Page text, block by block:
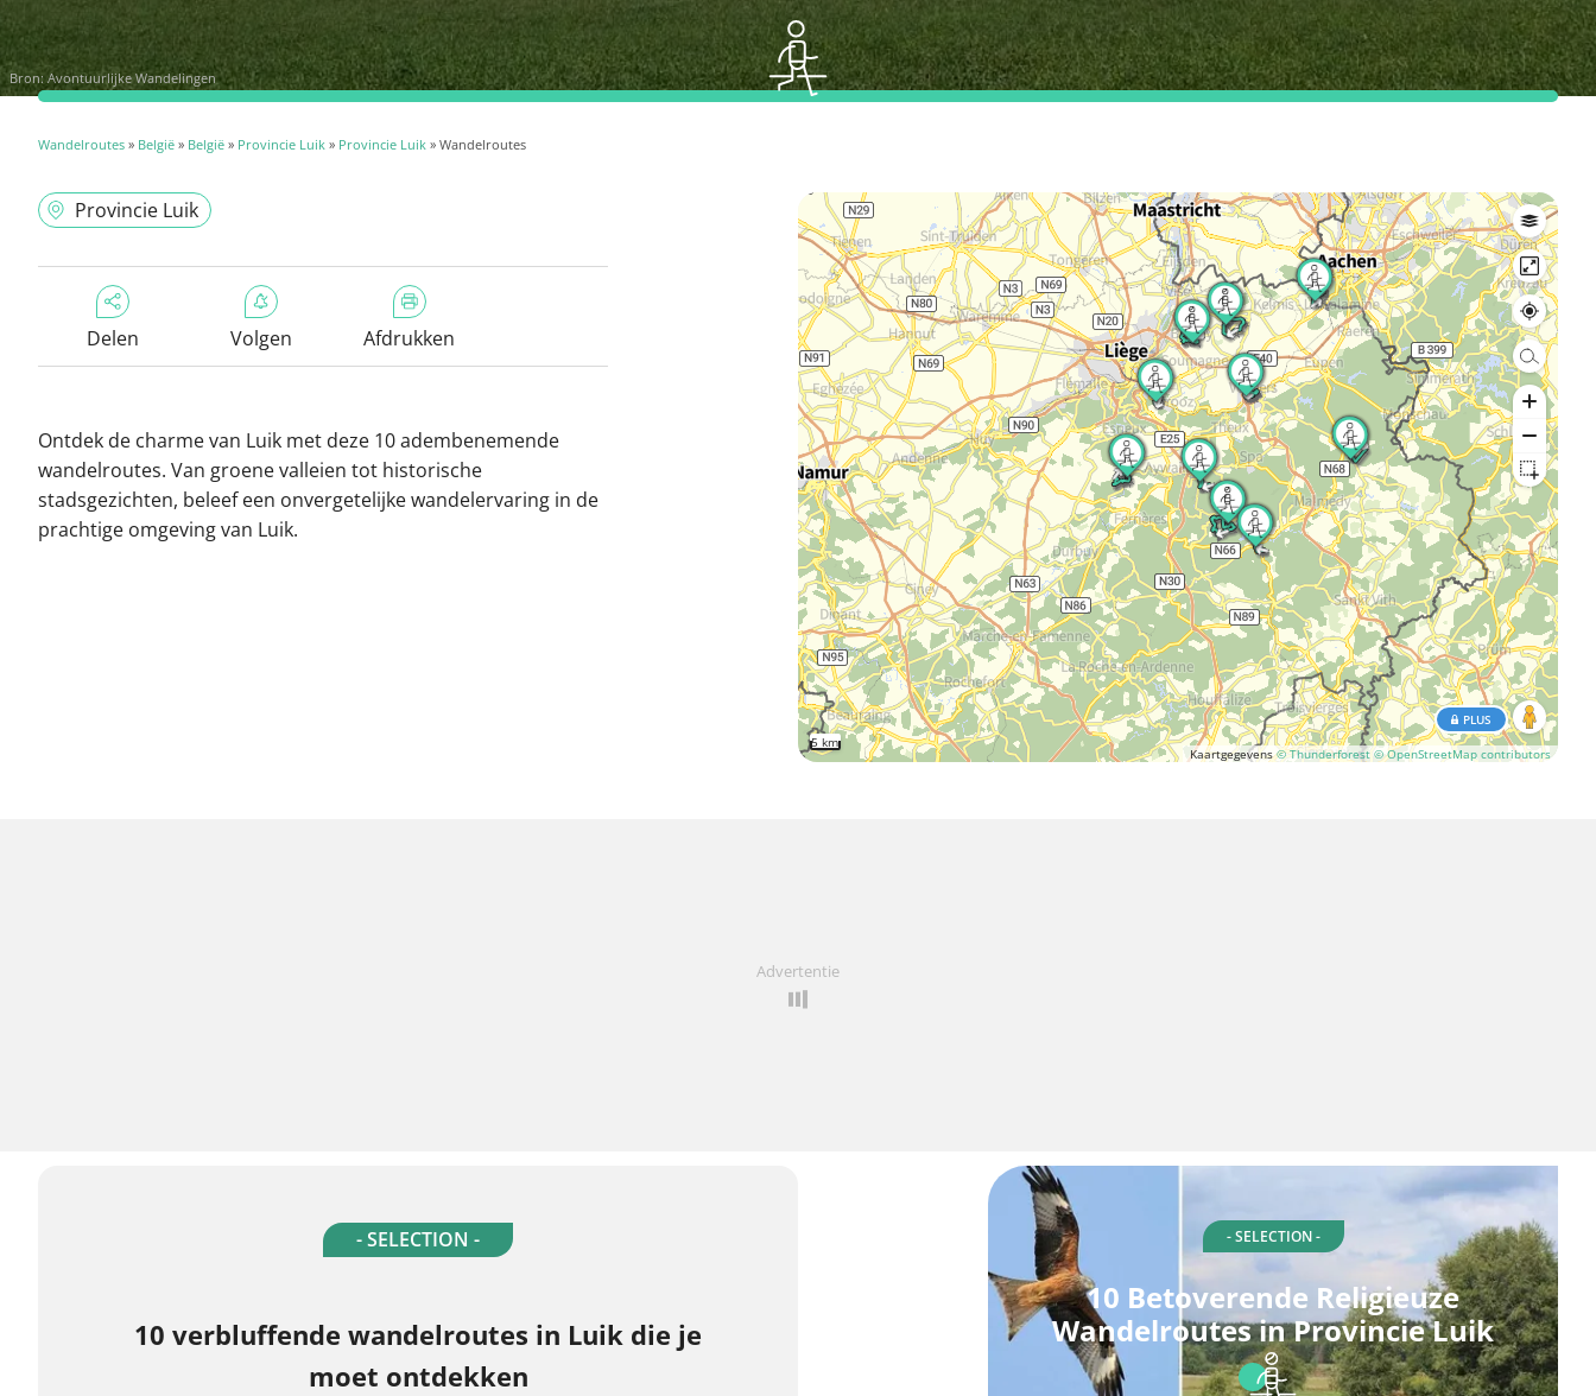
Bron: Avontuurlijke Wandelingen
Wandelroutes » België » België » Provincie Luik » Provincie Luik » Wandelroutes
Provincie Luik
Delen Volgen Afdrukken
Ontdek de charme van Luik met deze 10 adembenemende
wandelroutes. Van groene valleien tot historische
stadsgezichten, beleef een onvergetelijke wandelervaring in de
prachtige omgeving van Luik.
Kaartgegevens© Thunderforest © OpenStreetMap contributors
PLUS
5 km
Advertentie
- SELECTION -
10 verbluffende wandelroutes in Luik die je
moet ontdekken
- SELECTION -
10 Betoverende Religieuze
Wandelroutes in Provincie Luik